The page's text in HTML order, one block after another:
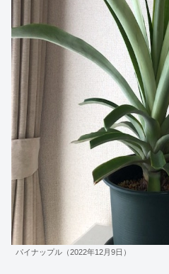
パイナップル（2022年12月9日）